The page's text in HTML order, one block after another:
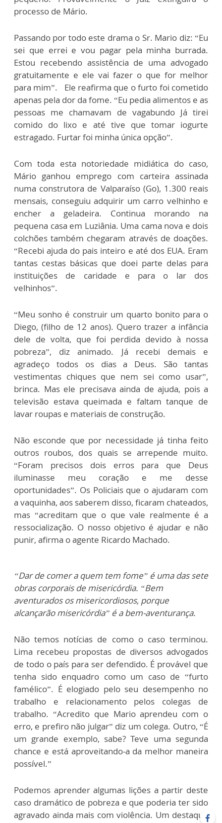
processo de Mário.
Passando por todo este drama o Sr. Mario diz: “Eu
sei que errei e vou pagar pela minha burrada.
Estou recebendo assistência de uma advogado
gratuitamente e ele vai fazer o que for melhor
para mim”. Ele reafirma que o furto foi cometido
apenas pela dor da fome. “Eu pedia alimentos e as
pessoas me chamavam de vagabundo Já tirei
comido do lixo e até tive que tomar iogurte
estragado. Furtar foi minha única opção”.
Com toda esta notoriedade midiática do caso,
Mário ganhou emprego com carteira assinada
numa construtora de Valparaíso (Go), 1.300 reais
mensais, conseguiu adquirir um carro velhinho e
encher a geladeira. Continua morando na
pequena casa em Luziânia. Uma cama nova e dois
colchões também chegaram através de doações.
“Recebi ajuda do pais inteiro e até dos EUA. Eram
tantas cestas básicas que doei parte delas para
instituições de caridade e para o lar dos
velhinhos”.
“Meu sonho é construir um quarto bonito para o
Diego, (filho de 12 anos). Quero trazer a infância
dele de volta, que foi perdida devido à nossa
pobreza”, diz animado. Já recebi demais e
agradeço todos os dias a Deus. São tantas
vestimentas chiques que nem sei como usar”,
brinca. Mas ele precisava ainda de ajuda, pois a
televisão estava queimada e faltam tanque de
lavar roupas e materiais de construção.
Não esconde que por necessidade já tinha feito
outros roubos, dos quais se arrepende muito.
“Foram precisos dois erros para que Deus
iluminasse meu coração e me desse
oportunidades”. Os Policiais que o ajudaram com
a vaquinha, aos saberem disso, ficaram chateados,
mas “acreditam que o que vale realmente é a
ressocialização. O nosso objetivo é ajudar e não
punir, afirma o agente Ricardo Machado.
“Dar de comer a quem tem fome” é uma das sete
obras corporais de misericórdia. “Bem
aventurados os misericordiosos, porque
alcançarão misericórdia” é a bem-aventurança.
Não temos notícias de como o caso terminou.
Lima recebeu propostas de diversos advogados
de todo o país para ser defendido. É provável que
tenha sido enquadro como um caso de “furto
famélico”. É elogiado pelo seu desempenho no
trabalho e relacionamento pelos colegas de
trabalho. “Acredito que Mario aprendeu com o
erro, e prefiro não julgar” diz um colega. Outro, “É
um grande exemplo, sabe? Teve uma segunda
chance e está aproveitando-a da melhor maneira
possível.”
Podemos aprender algumas lições a partir deste
caso dramático de pobreza e que poderia ter sido
agravado ainda mais com violência. Um destaque